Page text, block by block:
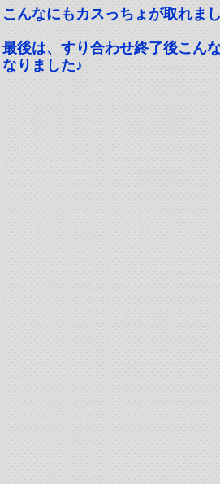
こんなにもカスっちょが取れま
最後は、すり合わせ終了後こん
なりました♪